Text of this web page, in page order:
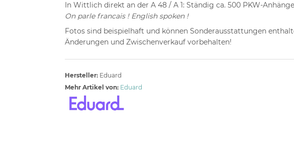
In Wittlich direkt an der A 48 / A 1: Ständig ca. 500 PKW-
On parle francais ! English spoken !
Fotos sind beispielhaft und können Sonderausstattungen
Änderungen und Zwischenverkauf vorbehalten!
Hersteller: Eduard
Mehr Artikel von: Eduard